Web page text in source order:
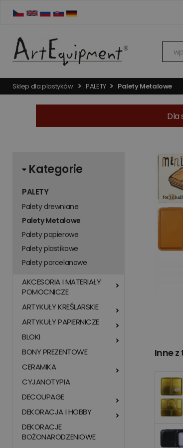
Sklep dla plastyków PALETY Palety Metalowe
Dla
Kategorie
AKCESORIA I MATERIAŁY
POMOCNICZE
ARTYKUŁY KREŚLARSKIE
ARTYKUŁY PAPIERNICZE
BLOKI
BONY PREZENTOWE
CERAMIKA
CYJANOTYPIA
DECOUPAGE
DEKORACJA I HOBBY
DEKORACJE
BOŻONARODZENIOWE
PALETY
Palety drewniane
Palety Metalowe
Palety papierowe
Palety plastikowe
Palety porcelanowe
Inne